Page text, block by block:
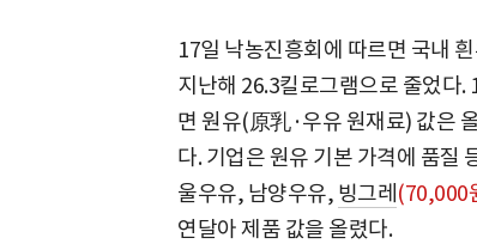
17일 낙농진흥회에 따르면 국내
지난해 26.3킬로그램으로 줄었다.
면 원유(原乳·우유 원재료) 값은
다. 기업은 원유 기본 가격에 품질
울우유, 남양우유, 빙그레 (70,000
연달아 제품 값을 올렸다.